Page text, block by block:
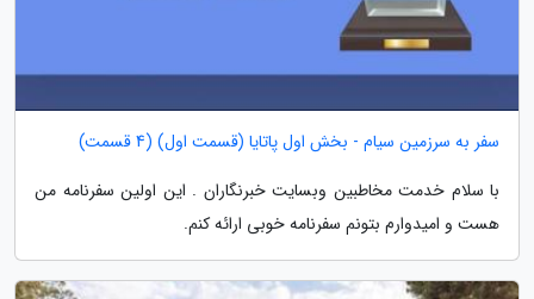
سفر به سرزمین سیام - بخش اول پاتایا (قسمت اول) (4 قسمت)
با سلام خدمت مخاطبین وبسایت خبرنگاران . این اولین سفرنامه من
هست و امیدوارم بتونم سفرنامه خوبی ارائه کنم.